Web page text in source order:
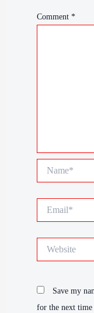
Comment*
Save my
for the next